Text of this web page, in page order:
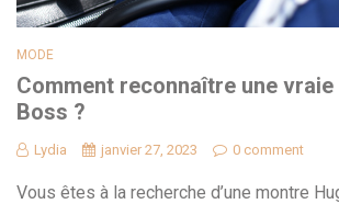
MODE
Comment reconnaître une
Boss ?
Lydia janvier 27, 2023 0 comment
Vous êtes à la recherche d’une montre